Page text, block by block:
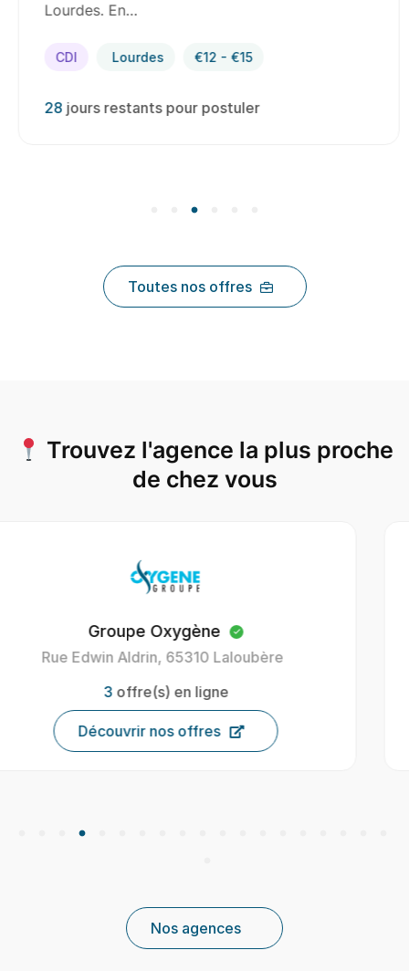
Lourdes. En…
CDI Lourdes €12 - €15
28 jours restants pour postuler
Toutes nos offres
Trouvez l'agence la plus proche
de chez vous
Oxygène Intérim Carcassonne
40 Av. Henri Gout, 11000 Carcassonne, France
9offre(s) en ligne
Découvrir nos offres
Nos agences